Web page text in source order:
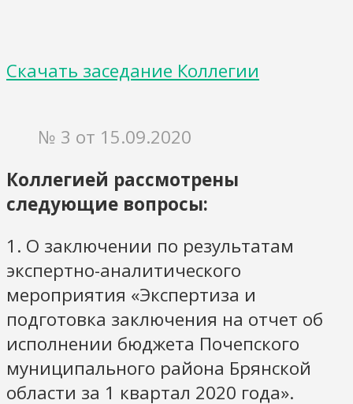
Скачать заседание Коллегии
№ 3 от 15.09.2020
Коллегией рассмотрены
следующие вопросы:
1. О заключении по результатам
экспертно-аналитического
мероприятия «Экспертиза и
подготовка заключения на отчет об
исполнении бюджета Почепского
муниципального района Брянской
области за 1 квартал 2020 года».